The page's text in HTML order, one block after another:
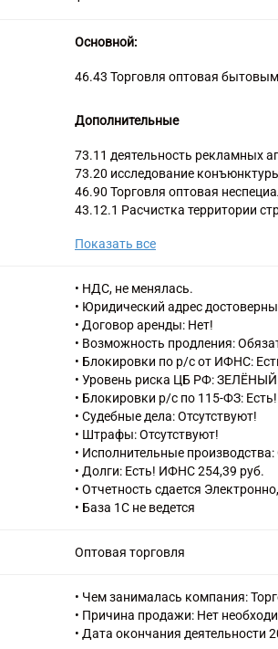
Основной:
46.43 Торговля оптовая
Дополнительные
73.11 деятельность рекламных
73.20 исследование
46.90 Торговля оптовая
43.12.1 Расчистка территории
43.22 Производство санитарно-
43.29 Производство прочих
43.32.1 Установка дверей
рам из дерева или прочих
43.32.2 Работы по установке
оборудования
43.32.3 Производство работ по
съемные перегородки и т.д.)
43.34 Производство малярных и
43.34.2 Производство
43.39 Производство прочих
43.91 Производство кровельных
43.99 Работы строительные
43.99.1 Работы
43.99.7 Работы по сборке и
средствами прочая
45.20.1 Техническое
автотранспортных средств
Показать все
• НДС, не менялась.
• Юридический адрес
• Договор аренды: Нет!
• Возможность продления:
• Блокировки по р/с от ИФНС:
• Уровень риска ЦБ РФ: ЗЕЛЁНЫЙ
• Блокировки р/с по 115-ФЗ: Есть!
• Судебные дела: Отсутствуют!
• Штрафы: Отсутствуют!
• Исполнительные производства:
• Долги: Есть! ИФНС 254,39 руб.
• Отчетность сдается
• База 1С не ведется
Оптовая торговля
• Чем занималась компания:
• Причина продажи: Нет
• Дата окончания деятельности